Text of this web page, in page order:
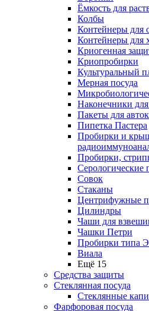
Ёмкость для
Колбы
Контейнеры для
Контейнеры для
Криогенная
Криопробирки
Культуральный
Мерная посуда
Наконечники для
Пакеты для
Пипетка Пастера
Пробирки и
Пробирки,
Серологические
Совок
Стаканы
Центрифужные
Цилиндры
Чаши для
Чашки Петри
Пробирки типа
Виала
Ещё 15
Средства защиты
Стеклянная посуда
Стеклянные
Фарфоровая посуда